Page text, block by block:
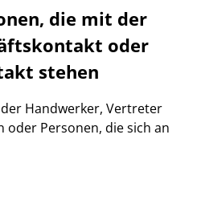
die mit der
oder
stehen
Handwerker, Vertreter
Personen, die sich an